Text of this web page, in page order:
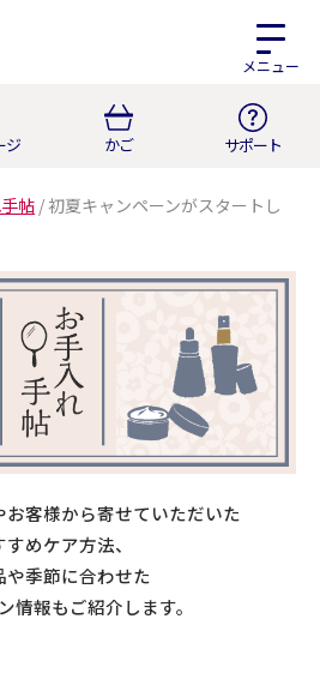
メニュー
ジ かご サポート
帖 / 初夏キャンペーンがスタートし
客様から寄せていただいた
すめケア方法、
や季節に合わせた
情報もご紹介します。